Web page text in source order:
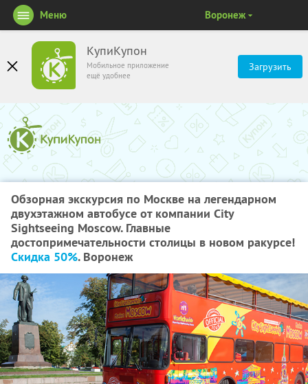
КупиКупон
Мобильное приложение
ещё удобнее
Загрузить
Меню Воронеж
Обзорная экскурсия по Москве на легендарном
двухэтажном автобусе от компании City
Sightseeing Moscow. Главные
достопримечательности столицы в новом ракурсе!
Скидка 50%. Воронеж